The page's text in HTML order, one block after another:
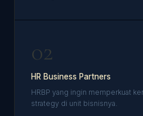
02
HR Business Partners
HRBP yang ingin memperkuat
strategy di unit bisnisnya.